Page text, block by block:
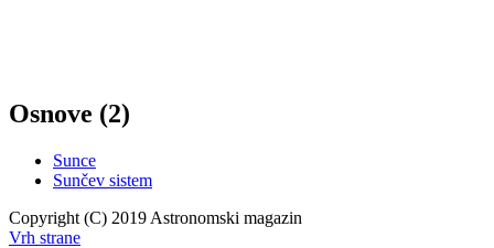
Osnove (2)
Sunce
Sunčev sistem
Copyright (C) 2019 Astronomski magazin
Vrh strane